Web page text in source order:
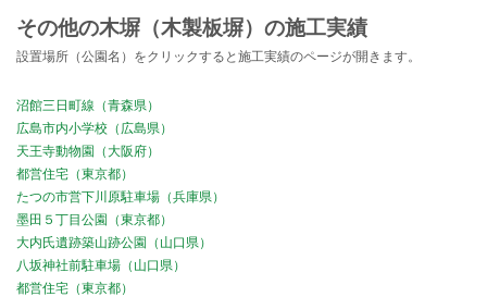
その他の木塀（木製板塀）の施工実績
設置場所（公園名）をクリックすると施工実績のページが開きます。
沼館三日町線（青森県）
広島市内小学校（広島県）
天王寺動物園（大阪府）
都営住宅（東京都）
たつの市営下川原駐車場（兵庫県）
墨田５丁目公園（東京都）
大内氏遺跡築山跡公園（山口県）
八坂神社前駐車場（山口県）
都営住宅（東京都）